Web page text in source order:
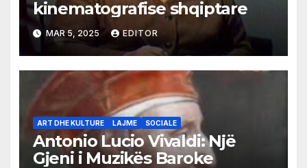
kinematografise shqiptare
MAR 5, 2025 EDITOR
ART DHE KULTURE LAJME SOCIALE
Antonio Lucio Vivaldi: Një
Gjeni i Muzikës Baroke